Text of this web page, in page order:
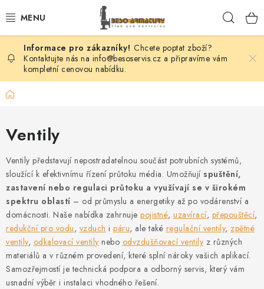
na
VENTILY
KLAPKY
KOHOUTY
FILTRY
REGULÁTORY
ODVADĚČE
PŘÍRUBY
Chcete poptat zboží?
Kontaktujte nás na info@besoservis.cz a připravíme vám
kompletní cenovou nabídku.
Domů
Ventily
Ventily představují nepostradatelnou součást potrubních systémů,
sloužící k efektivnímu řízení průtoku média. Umožňujíspuštění,
zastavení nebo regulaci průtoku a využívají se v širokém
spektru oblastí – od průmyslu a energetiky až po vodárenství a
domácnosti. Naše nabídka zahrnuje pojistné, uzavírací, přepouštěcí,
redukční pro vodu, vzduch i páru, ale také regulační ventily, zpětné
ventily, odkalovací ventily nebo odvzdušňovací ventily z různých
materiálů a v různém provedení, které splní nároky vašich aplikací.
Samozřejmostí je technická podpora a odborný servis, který vám
usnadní výběr i instalaci vhodného řešení.